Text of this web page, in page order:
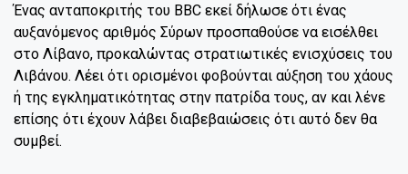
Ένας ανταποκριτής του BBC εκεί δήλωσε ότι ένας
αυξανόμενος αριθμός Σύρων προσπαθούσε να εισέλθει
στο Λίβανο, προκαλώντας στρατιωτικές ενισχύσεις του
Λιβάνου. Λέει ότι ορισμένοι φοβούνται αύξηση του χάους
ή της εγκληματικότητας στην πατρίδα τους, αν και λένε
επίσης ότι έχουν λάβει διαβεβαιώσεις ότι αυτό δεν θα
συμβεί.